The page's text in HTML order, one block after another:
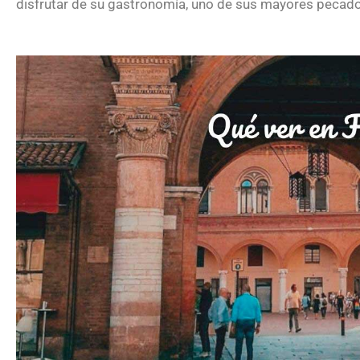
disfrutar de su gastronomía, uno de sus mayores